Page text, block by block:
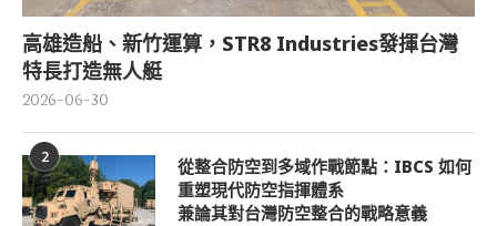
高雄造船、新竹運算，STR8 Industries發揮台灣
特長打造無人艇
2026-06-30
2
從整合防空到多域作戰節點：IBCS 如何
重塑現代防空指揮體系
兼論其對台灣防空整合的戰略意義